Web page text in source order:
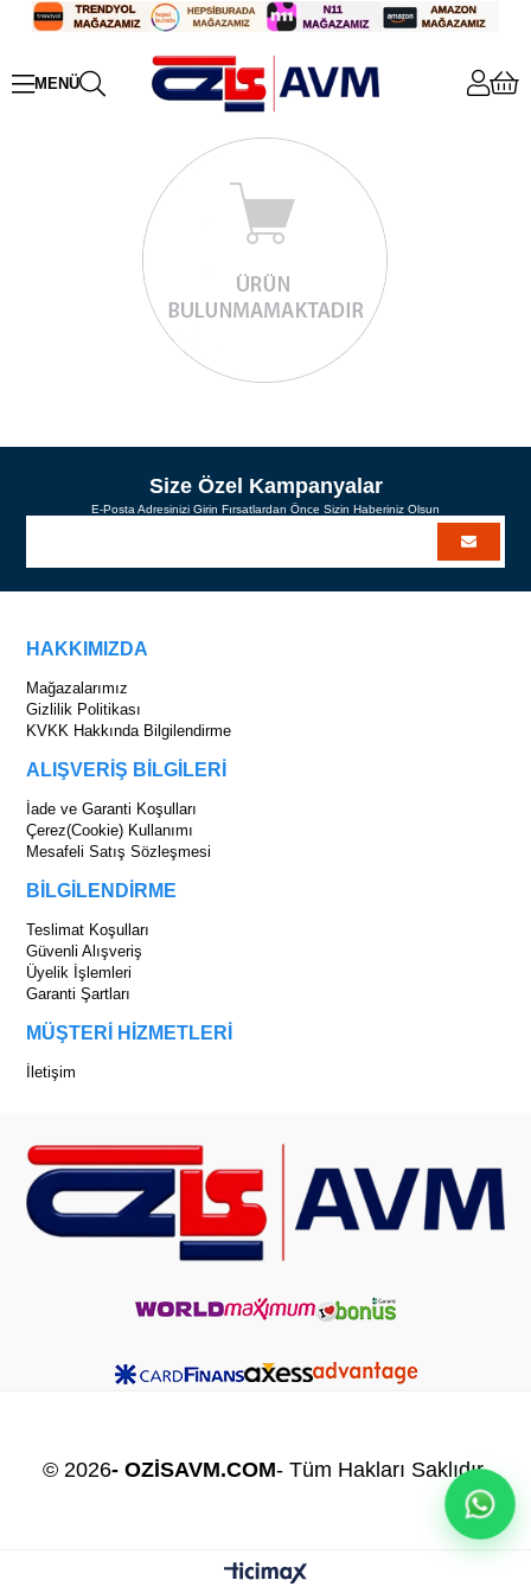
Size Özel Kampanyalar
E-Posta Adresinizi Girin Fırsatlardan Önce Sizin Haberiniz Olsun
HAKKIMIZDA
Mağazalarımız
Gizlilik Politikası
KVKK Hakkında Bilgilendirme
ALIŞVERİŞ BİLGİLERİ
İade ve Garanti Koşulları
Çerez(Cookie) Kullanımı
Mesafeli Satış Sözleşmesi
BİLGİLENDİRME
Teslimat Koşulları
Güvenli Alışveriş
Üyelik İşlemleri
Garanti Şartları
MÜŞTERİ HİZMETLERİ
İletişim
© 2026- OZİSAVM.COM- Tüm Hakları Saklıdır.